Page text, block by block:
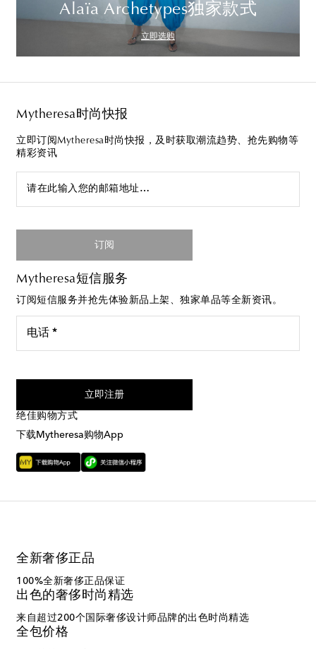
Alaïa Archetypes独家款式
立即选购
Mytheresa时尚快报
立即订阅Mytheresa时尚快报，及时获取潮流趋势、抢先购物等
精彩资讯
请在此输入您的邮箱地址…
订阅
Mytheresa短信服务
订阅短信服务并抢先体验新品上架、独家单品等全新资讯。
电话 *
立即注册
绝佳购物方式
下载Mytheresa购物App
全新奢侈正品
100%全新奢侈正品保证
出色的奢侈时尚精选
来自超过200个国际奢侈设计师品牌的出色时尚精选
全包价格